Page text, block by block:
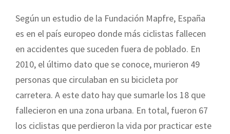
Según un estudio de la Fundación Mapfre, España
es en el país europeo donde más ciclistas fallecen
en accidentes que suceden fuera de poblado. En
2010, el último dato que se conoce, murieron 49
personas que circulaban en su bicicleta por
carretera. A este dato hay que sumarle los 18 que
fallecieron en una zona urbana. En total, fueron 67
los ciclistas que perdieron la vida por practicar este